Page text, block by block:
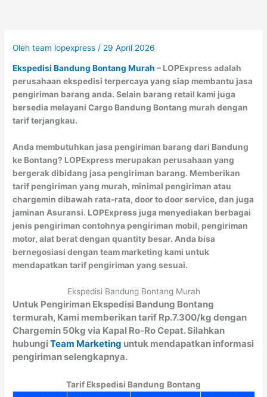
Olehteam lopexpress / 29 April 2026
Ekspedisi Bandung Bontang Murah– LOPExpress adalah
perusahaan ekspedisi terpercaya yang siap membantu jasa
pengiriman barang anda. Selain barang retail kami juga
bersedia melayani Cargo Bandung Bontang murah dengan
tarif terjangkau.
Anda membutuhkan jasa pengiriman barang dari Bandung
ke Bontang? LOPExpress merupakan perusahaan yang
bergerak dibidang jasa pengiriman barang. Memberikan
tarif pengiriman yang murah, minimal pengiriman atau
chargemin dibawah rata-rata, door to door service, dan juga
jaminan Asuransi. LOPExpress juga menyediakan berbagai
jenis pengiriman contohnya pengiriman mobil, pengiriman
motor, alat berat dengan quantity besar. Anda bisa
bernegosiasi dengan team marketing kami untuk
mendapatkan tarif pengiriman yang sesuai.
Ekspedisi Bandung Bontang Murah
Untuk Pengiriman Ekspedisi Bandung Bontang
termurah, Kami memberikan tarif Rp.7.300/kg dengan
Chargemin 50kg via Kapal Ro-Ro Cepat. Silahkan
hubungiTeam Marketing untuk mendapatkan informasi
pengiriman selengkapnya.
Tarif Ekspedisi Bandung Bontang